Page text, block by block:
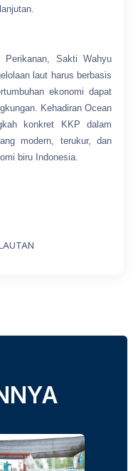
Perikanan, Sakti Wahyu
laut harus berbasis
ekonomi dapat
Kehadiran Ocean
konkret KKP dalam
modern, terukur, dan
biru Indonesia.